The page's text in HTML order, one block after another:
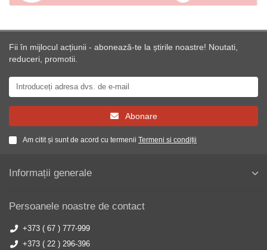
Fii în mijlocul acțiunii - abonează-te la știrile noastre! Noutati,
reduceri, promotii.
Abonare
Am citit și sunt de acord cu termenii Termeni si condiții
Informații generale
Persoanele noastre de contact
+373 ( 67 ) 777-999
+373 ( 22 ) 296-396